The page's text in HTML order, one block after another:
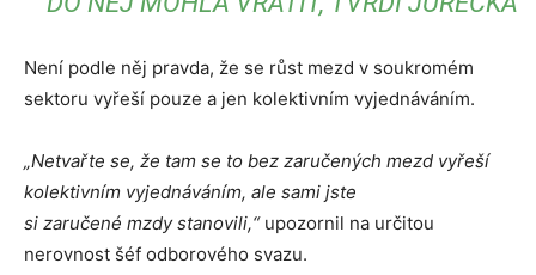
Není podle něj pravda, že se růst mezd v soukromém
sektoru vyřeší pouze a jen kolektivním vyjednáváním.
„Netvařte se, že tam se to bez zaručených mezd vyřeší
kolektivním vyjednáváním, ale sami jste
si zaručené mzdy stanovili,“upozornil na určitou
nerovnost šéf odborového svazu.